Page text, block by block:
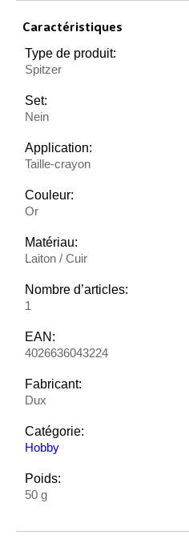
Caractéristiques
Type de produit:
Spitzer
Set:
Nein
Application:
Taille-crayon
Couleur:
Or
Matériau:
Laiton / Cuir
Nombre d’articles:
1
EAN:
4026636043224
Fabricant:
Dux
Catégorie:
Hobby
Poids:
50 g